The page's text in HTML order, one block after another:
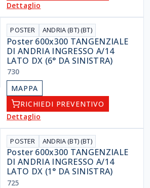
Dettaglio
POSTER ANDRIA (BT) (BT)
Poster 600x300 TANGENZIALE
DI ANDRIA INGRESSO A/14
LATO DX (6° DA SINISTRA)
730
MAPPA
RICHIEDI PREVENTIVO
Dettaglio
POSTER ANDRIA (BT) (BT)
Poster 600x300 TANGENZIALE
DI ANDRIA INGRESSO A/14
LATO DX (1° DA SINISTRA)
725